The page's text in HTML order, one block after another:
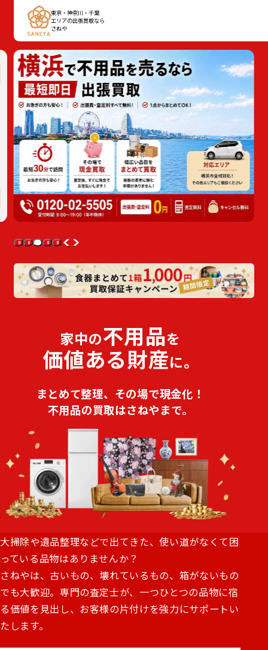
東京・神奈川・千葉
エリアの出張買取なら
さねや
家中の不用品を
価値ある財産に。
まとめて整理、その場で現金化！
不用品の買取はさねやまで。
大掃除や遺品整理などで出てきた、使い道がなくて困
っている品物はありませんか？
さねやは、古いもの、壊れているもの、箱がないもの
でも大歓迎。専門の査定士が、一つひとつの品物に宿
る価値を見出し、お客様の片付けを強力にサポートい
たします。